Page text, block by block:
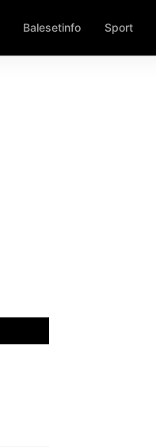
Balesetinfo Sport